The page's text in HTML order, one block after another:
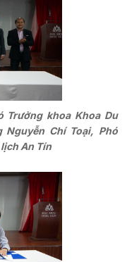
Trưởng khoa Khoa Du
Chí Toại, Phó
An Tín